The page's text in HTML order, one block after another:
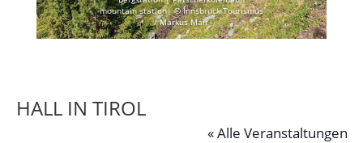
mountain station| © Innsbruck Tourismus
/ Markus Mair
HALL IN TIROL
« Alle Veranstaltungen